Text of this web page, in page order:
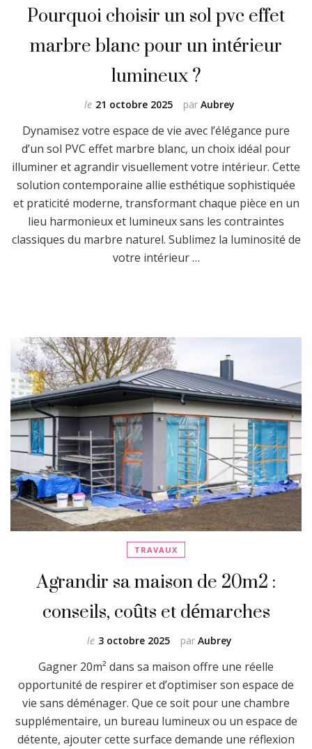
Pourquoi choisir un sol pvc effet
marbre blanc pour un intérieur
lumineux ?
par Aubrey
le 21 octobre 2025
Dynamisez votre espace de vie avec l’élégance pure
d’un sol PVC effet marbre blanc, un choix idéal pour
illuminer et agrandir visuellement votre intérieur. Cette
solution contemporaine allie esthétique sophistiquée
et praticité moderne, transformant chaque pièce en un
lieu harmonieux et lumineux sans les contraintes
classiques du marbre naturel. Sublimez la luminosité de
votre intérieur …
TRAVAUX
Agrandir sa maison de 20m2 :
conseils, coûts et démarches
par Aubrey
le 3 octobre 2025
Gagner 20m² dans sa maison offre une réelle
opportunité de respirer et d’optimiser son espace de
vie sans déménager. Que ce soit pour une chambre
supplémentaire, un bureau lumineux ou un espace de
détente, ajouter cette surface demande une réflexion